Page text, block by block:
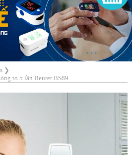
❯
to 5 lần Beurer BS89